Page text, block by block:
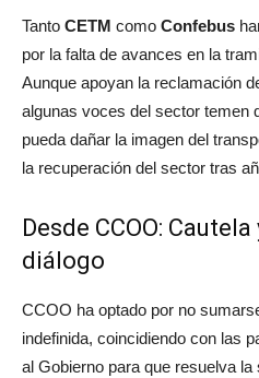
Tanto CETM como Confebus
por la falta de avances en la
Aunque apoyan la reclamación
algunas voces del sector temen
pueda dañar la imagen del
la recuperación del sector tras
Desde CCOO:
diálogo
CCOO ha optado por no
indefinida, coincidiendo con las
al Gobierno para que resuelva